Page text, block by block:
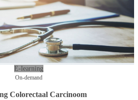
E-learning
On-demand
Colorectaal Carcinoom